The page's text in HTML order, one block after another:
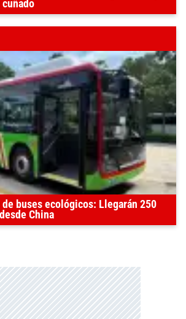
cuñado
buses ecológicos: Llegarán 250
China